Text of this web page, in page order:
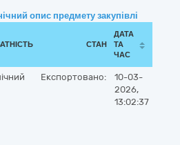
опис предмету закупівлі
СТАН
ДАТА
ТА
ЧАС
Експортовано:
10-03-
2026,
13:02:37